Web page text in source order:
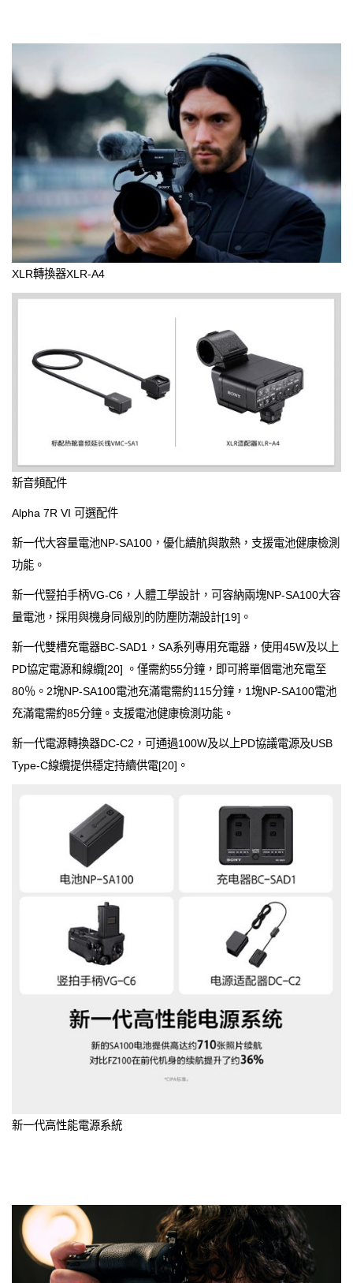
XLR轉換器XLR-A4
新音頻配件
Alpha 7R VI 可選配件
新一代大容量電池NP-SA100，優化續航與散熱，支援電池健康檢測
功能。
新一代豎拍手柄VG-C6，人體工學設計，可容納兩塊NP-SA100大容
量電池，採用與機身同級別的防塵防潮設計[19]。
新一代雙槽充電器BC-SAD1，SA系列專用充電器，使用45W及以上
PD協定電源和線纜[20] 。僅需約55分鐘，即可將單個電池充電至
80％。2塊NP-SA100電池充滿電需約115分鐘，1塊NP-SA100電池
充滿電需約85分鐘。支援電池健康檢測功能。
新一代電源轉換器DC-C2，可通過100W及以上PD協議電源及USB
Type-C線纜提供穩定持續供電[20]。
新一代高性能電源系統